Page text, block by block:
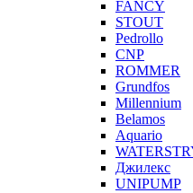
FANCY
STOUT
Pedrollo
CNP
ROMMER
Grundfos
Millennium
Belamos
Aquario
Джилекс
UNIPUMP